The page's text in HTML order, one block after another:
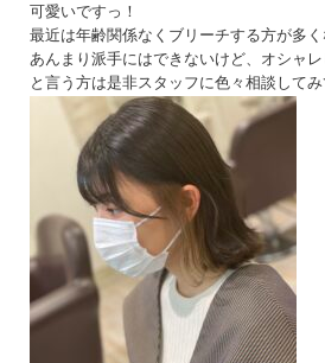
可愛いですっ！
最近は年齢関係なくブリーチする方が多
あんまり派手にはできないけど、オシャ
と言う方は是非スタッフに色々相談して